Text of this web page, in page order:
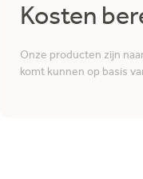
Kosten
Onze producten zijn
komt kunnen op basis